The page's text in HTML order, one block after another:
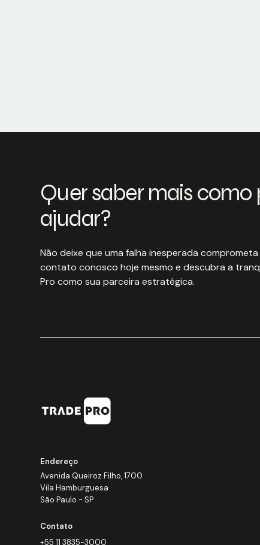
Quer saber mais
ajudar?
Não deixe que uma falha inesperada
contato conosco hoje mesmo e descubra a
Pro como sua parceira estratégica.
Endereço
Avenida Queiroz Filho, 1700
Vila Hamburguesa
São Paulo - SP
Contato
+55 11 3835-3000